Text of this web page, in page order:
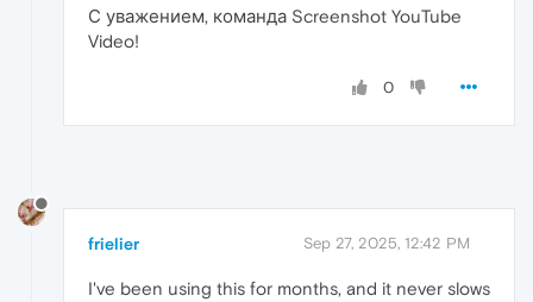
С уважением, команда Screenshot YouTube
Video!
0
frielier Sep 27, 2025, 12:42 PM
I've been using this for months, and it never slows